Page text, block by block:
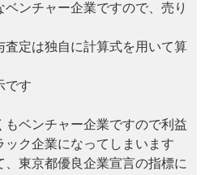
ンチャー企業ですので、売り
査定は独自に計算式を用いて算
です
ベンチャー企業ですので利益
ク企業になってしまいます
東京都優良企業宣言の指標に